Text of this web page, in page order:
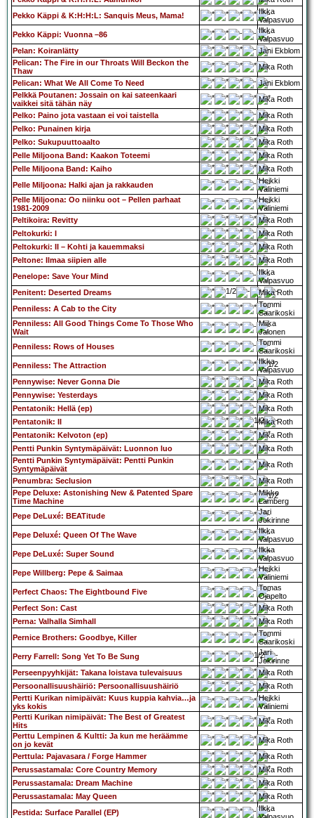
Pekko Käppi & K:H:H:L: Sanquis Meus, Mama!
Ilkka
Valpasvuo
Pekko Käppi: Vuonna –86
Ilkka
Valpasvuo
Pelan: Koiranlätty
Jani Ekblom
Pelican: The Fire in our Throats Will Beckon the
Thaw
Mika Roth
Pelican: What We All Come To Need
Jani Ekblom
Pelkkä Poutanen: Jossain on kai sateenkaari
vaikkei sitä tähän näy
Mika Roth
Pelko: Paino jota vastaan ei voi taistella
Mika Roth
Pelko: Punainen kirja
Mika Roth
Pelko: Sukupuuttoaalto
Mika Roth
Pelle Miljoona Band: Kaakon Toteemi
Mika Roth
Pelle Miljoona Band: Kaiho
Mika Roth
Pelle Miljoona: Halki ajan ja rakkauden
Heikki
Väliniemi
Pelle Miljoona: Oo niinku oot – Pellen parhaat
1981-2009
Heikki
Väliniemi
Peltikoira: Revitty
Mika Roth
Peltokurki: I
Mika Roth
Peltokurki: II – Kohti ja kauemmaksi
Mika Roth
Peltone: Ilmaa siipien alle
Mika Roth
Penelope: Save Your Mind
Ilkka
Valpasvuo
Penitent: Deserted Dreams
Mika Roth
Penniless: A Cab to the City
Tommi
Saarikoski
Penniless: All Good Things Come To Those Who
Wait
Miika
Jalonen
Penniless: Rows of Houses
Tommi
Saarikoski
Penniless: The Attraction
Ilkka
Valpasvuo
Pennywise: Never Gonna Die
Mika Roth
Pennywise: Yesterdays
Mika Roth
Pentatonik: Hellä (ep)
Mika Roth
Pentatonik: II
Mika Roth
Pentatonik: Kelvoton (ep)
Mika Roth
Pentti Punkin Syntymäpäivät: Luonnon luo
Mika Roth
Pentti Punkin Syntymäpäivät: Pentti Punkin
Syntymäpäivät
Mika Roth
Penumbra: Seclusion
Mika Roth
Pepe Deluxe: Astonishing New & Patented Spare
Time Machine
Mikko
Lamberg
Pepe DeLuxé: BEATitude
Jari
Jokirinne
Pepe Deluxé: Queen Of The Wave
Ilkka
Valpasvuo
Pepe DeLuxé: Super Sound
Ilkka
Valpasvuo
Pepe Willberg: Pepe & Saimaa
Heikki
Väliniemi
Perfect Chaos: The Eightbound Five
Tomas
Ojapelto
Perfect Son: Cast
Mika Roth
Perna: Valhalla Simhall
Mika Roth
Pernice Brothers: Goodbye, Killer
Tommi
Saarikoski
Perry Farrell: Song Yet To Be Sung
Jari
Jokirinne
Perseenpyyhkijät: Takana loistava tulevaisuus
Mika Roth
Persoonallisuushäiriö: Persoonallisuushäiriö
Mika Roth
Pertti Kurikan nimipäivät: Kuus kuppia kahvia…ja
yks kokis
Heikki
Väliniemi
Pertti Kurikan nimipäivät: The Best of Greatest
Hits
Mika Roth
Perttu Lempinen & Kultti: Ja kun me heräämme
on jo kevät
Mika Roth
Perttula: Pajavasara / Forge Hammer
Mika Roth
Perussastamala: Core Country Memory
Mika Roth
Perussastamala: Dream Machine
Mika Roth
Perussastamala: May Queen
Mika Roth
Pestida: Surface Parallel (EP)
Ilkka